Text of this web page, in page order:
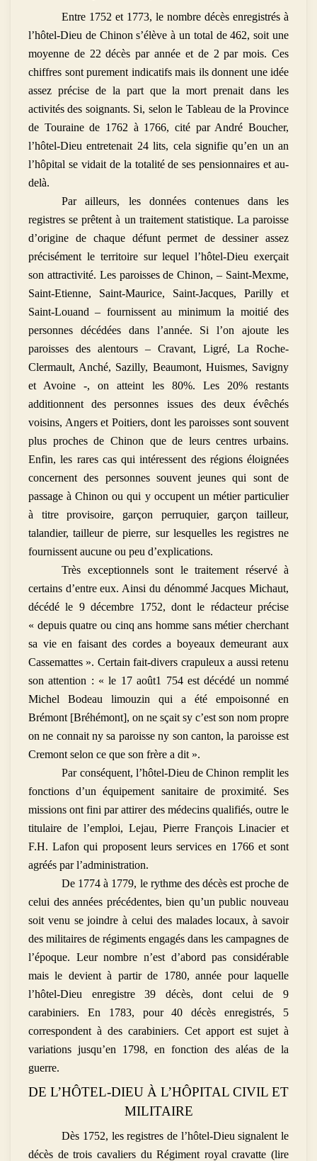
Entre 1752 et 1773, le nombre décès enregistrés à
l’hôtel-Dieu de Chinon s’élève à un total de 462, soit une
moyenne de 22 décès par année et de 2 par mois. Ces
chiffres sont purement indicatifs mais ils donnent une idée
assez précise de la part que la mort prenait dans les
activités des soignants. Si, selon le Tableau de la Province
de Touraine de 1762 à 1766, cité par André Boucher,
l’hôtel-Dieu entretenait 24 lits, cela signifie qu’en un an
l’hôpital se vidait de la totalité de ses pensionnaires et au-
delà.
Par ailleurs, les données contenues dans les
registres se prêtent à un traitement statistique. La paroisse
d’origine de chaque défunt permet de dessiner assez
précisément le territoire sur lequel l’hôtel-Dieu exerçait
son attractivité. Les paroisses de Chinon, – Saint-Mexme,
Saint-Etienne, Saint-Maurice, Saint-Jacques, Parilly et
Saint-Louand – fournissent au minimum la moitié des
personnes décédées dans l’année. Si l’on ajoute les
paroisses des alentours – Cravant, Ligré, La Roche-
Clermault, Anché, Sazilly, Beaumont, Huismes, Savigny
et Avoine -, on atteint les 80%. Les 20% restants
additionnent des personnes issues des deux évêchés
voisins, Angers et Poitiers, dont les paroisses sont souvent
plus proches de Chinon que de leurs centres urbains.
Enfin, les rares cas qui intéressent des régions éloignées
concernent des personnes souvent jeunes qui sont de
passage à Chinon ou qui y occupent un métier particulier
à titre provisoire, garçon perruquier, garçon tailleur,
talandier, tailleur de pierre, sur lesquelles les registres ne
fournissent aucune ou peu d’explications.
Très exceptionnels sont le traitement réservé à
certains d’entre eux. Ainsi du dénommé Jacques Michaut,
décédé le 9 décembre 1752, dont le rédacteur précise
« depuis quatre ou cinq ans homme sans métier cherchant
sa vie en faisant des cordes a boyeaux demeurant aux
Cassemattes ». Certain fait-divers crapuleux a aussi retenu
son attention : « le 17 août1 754 est décédé un nommé
Michel Bodeau limouzin qui a été empoisonné en
Brémont [Bréhémont], on ne sçait sy c’est son nom propre
on ne connait ny sa paroisse ny son canton, la paroisse est
Cremont selon ce que son frère a dit ».
Par conséquent, l’hôtel-Dieu de Chinon remplit les
fonctions d’un équipement sanitaire de proximité. Ses
missions ont fini par attirer des médecins qualifiés, outre le
titulaire de l’emploi, Lejau, Pierre François Linacier et
F.H. Lafon qui proposent leurs services en 1766 et sont
agréés par l’administration.
De 1774 à 1779, le rythme des décès est proche de
celui des années précédentes, bien qu’un public nouveau
soit venu se joindre à celui des malades locaux, à savoir
des militaires de régiments engagés dans les campagnes de
l’époque. Leur nombre n’est d’abord pas considérable
mais le devient à partir de 1780, année pour laquelle
l’hôtel-Dieu enregistre 39 décès, dont celui de 9
carabiniers. En 1783, pour 40 décès enregistrés, 5
correspondent à des carabiniers. Cet apport est sujet à
variations jusqu’en 1798, en fonction des aléas de la
guerre.
DE L’HÔTEL-DIEU À L’HÔPITAL CIVIL ET
MILITAIRE
Dès 1752, les registres de l’hôtel-Dieu signalent le
décès de trois cavaliers du Régiment royal cravatte (lire